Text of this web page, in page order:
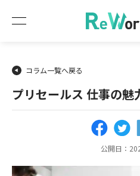
コラム一覧へ戻る
プリセールス 仕事の魅
公開日：